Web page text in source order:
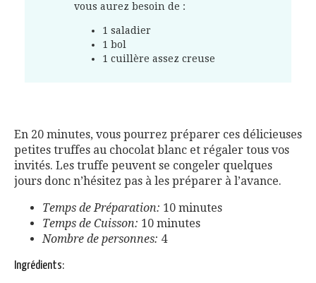
vous aurez besoin de :
1 saladier
1 bol
1 cuillère assez creuse
En 20 minutes, vous pourrez préparer ces délicieuses
petites truffes au chocolat blanc et régaler tous vos
invités. Les truffe peuvent se congeler quelques
jours donc n’hésitez pas à les préparer à l’avance.
Temps de Préparation: 10 minutes
Temps de Cuisson: 10 minutes
Nombre de personnes: 4
Ingrédients: